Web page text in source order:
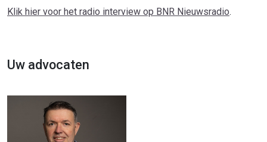
Klik hier voor het radio interview op BNR Nieuwsradio.
Uw advocaten